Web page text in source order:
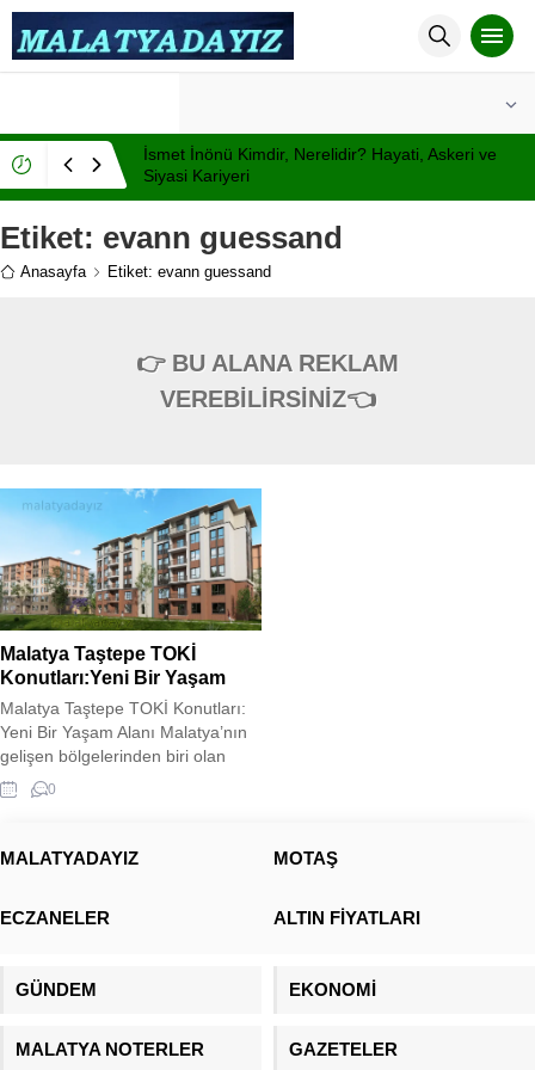
İsmet İnönü Kimdir, Nerelidir? Hayati, Askeri ve
Siyasi Kariyeri
Etiket: evann guessand
Anasayfa Etiket: evann guessand
👉 BU ALANA REKLAM
VEREBİLİRSİNİZ👈
Malatya Taştepe TOKİ
Konutları:Yeni Bir Yaşam
Malatya Taştepe TOKİ Konutları:
Yeni Bir Yaşam Alanı Malatya’nın
gelişen bölgelerinden biri olan
Taştepe’de, TOKİ tarafından inşa
edilen yeni konutlar, modern
taşıyor. Deprem riski taşıyan
TOKİ, Taştepe’deki projede de
güvenli yaşam...
0
MALATYADAYIZ MOTAŞ
ECZANELER ALTIN FİYATLARI
GÜNDEM EKONOMİ
MALATYA NOTERLER GAZETELER